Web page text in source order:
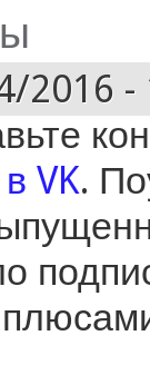
2016 -
VK.